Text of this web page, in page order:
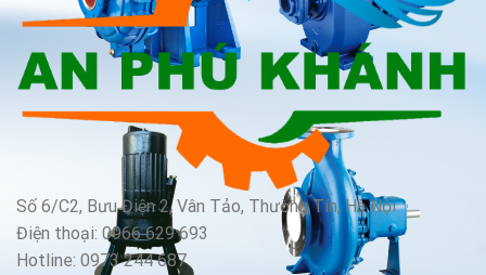
Số 6/C2, Bưu Điện 2, Vân Tảo, Thường Tín, Hà Nội
Điện thoại: 0966 629 693
Hotline: 0973 244 687